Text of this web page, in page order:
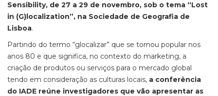
Sensibility, de 27 a 29 de novembro, sob o tema “Lost
in (G)localization”, na Sociedade de Geografia de
Lisboa.
Partindo do termo “glocalizar” que se tornou popular nos
anos 80 e que significa, no contexto do marketing, a
criação de produtos ou serviços para o mercado global
tendo em consideração as culturas locais, a conferência
do IADE reúne investigadores que vão apresentar as